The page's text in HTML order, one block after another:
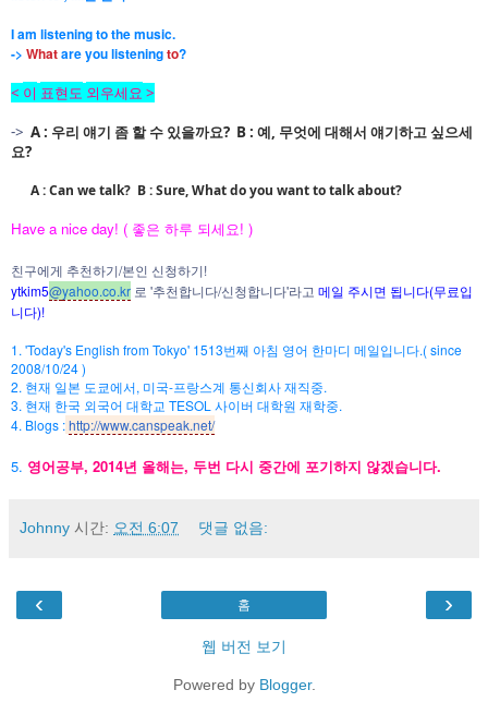
I am listening to the music.
-> Whatare you listeningto?
< 이 표현도 외우세요 >
-> A : 우리 얘기 좀 할 수 있을까요? B : 예, 무엇에 대해서 얘기하고 싶으세
요?
A : Can we talk? B : Sure, What do you want to talk about?
Have a nice day! ( 좋은 하루 되세요! )
친구에게 추천하기/본인 신청하기!
ytkim5@yahoo.co.kr 로 '추천합니다/신청합니다'라고 메일 주시면 됩니다(무료입
니다)!
1. 'Today's English from Tokyo' 1513번째 아침 영어 한마디 메일입니다.( since
2008/10/24 )
2. 현재 일본 도쿄에서, 미국-프랑스계 통신회사 재직중.
3. 현재 한국 외국어 대학교 TESOL 사이버 대학원 재학중.
4. Blogs :http://www.canspeak.net/
5. 영어공부, 2014년 올해는, 두번 다시 중간에 포기하지 않겠습니다.
Johnny 시간: 오전 6:07 댓글 없음:
‹ ›
홈
웹 버전 보기
Powered by Blogger.